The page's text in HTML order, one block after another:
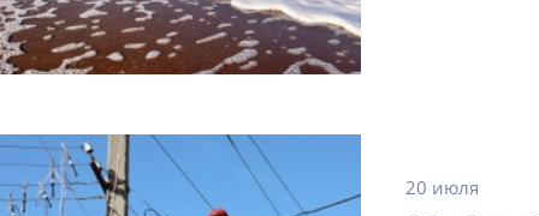
20 июля